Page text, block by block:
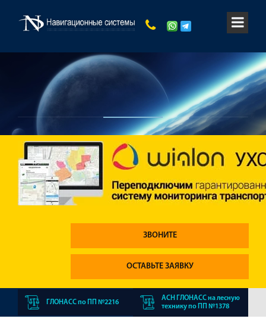
ЗВОНИТЕ
ОСТАВЬТЕ ЗАЯВКУ
ГЛОНАСС по ПП №2216
АСН ГЛОНАСС на лесную
технику по ПП №1378